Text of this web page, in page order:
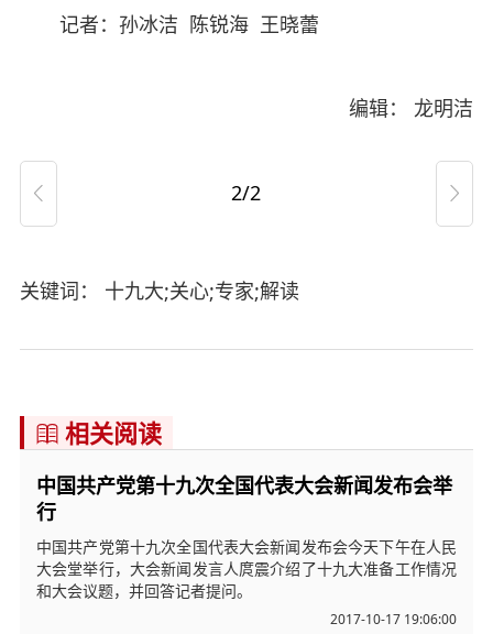
记者：孙冰洁 陈锐海 王晓蕾
编辑： 龙明洁
 2/2 
关键词： 十九大;关心;专家;解读
 相关阅读
中国共产党第十九次全国代表大会新闻发布会举
行
中国共产党第十九次全国代表大会新闻发布会今天下午在人民
大会堂举行，大会新闻发言人庹震介绍了十九大准备工作情况
和大会议题，并回答记者提问。
2017-10-17 19:06:00